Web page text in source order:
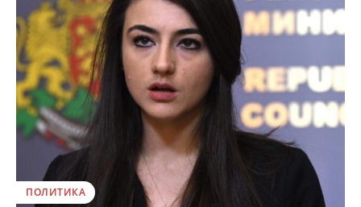
ПОЛИТИКА